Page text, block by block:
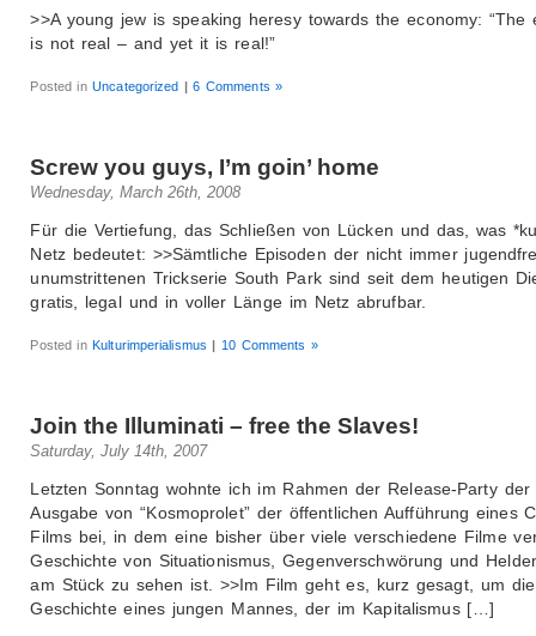
>>A young jew is speaking heresy towards the economy: “The
is not real – and yet it is real!”
Posted inUncategorized | 6 Comments »
Screw you guys, I’m goin’ home
Wednesday, March 26th, 2008
Für die Vertiefung, das Schließen von Lücken und das, was
Netz bedeutet: >>Sämtliche Episoden der nicht immer
unumstrittenen Trickserie South Park sind seit dem heutigen
gratis, legal und in voller Länge im Netz abrufbar.
Posted inKulturimperialismus | 10 Comments »
Join the Illuminati – free the Slaves!
Saturday, July 14th, 2007
Letzten Sonntag wohnte ich im Rahmen der Release-Party der
Ausgabe von “Kosmoprolet” der öffentlichen Aufführung eines
Films bei, in dem eine bisher über viele verschiedene Filme
Geschichte von Situationismus, Gegenverschwörung und
am Stück zu sehen ist. >>Im Film geht es, kurz gesagt, um die
Geschichte eines jungen Mannes, der im Kapitalismus […]